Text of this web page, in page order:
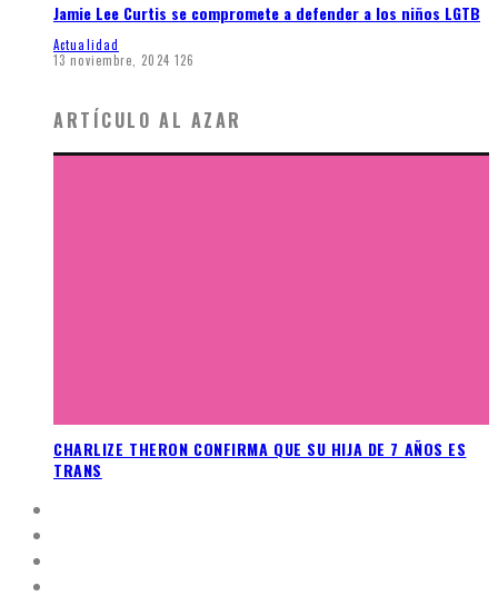
Jamie Lee Curtis se compromete a defender a los niños LGTB
Actualidad
13 noviembre, 2024 126
ARTÍCULO AL AZAR
CHARLIZE THERON CONFIRMA QUE SU HIJA DE 7 AÑOS ES
TRANS